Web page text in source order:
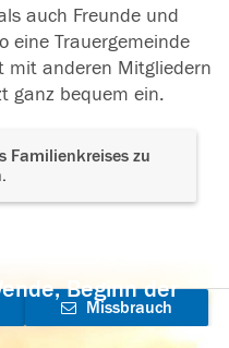
auch Freunde und
eine Trauergemeinde
mit anderen Mitgliedern
ganz bequem ein.
Familienkreises zu
Beginn der
Missbrauch